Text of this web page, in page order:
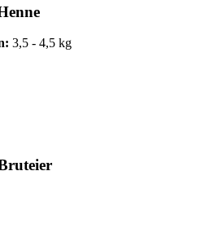
3,5 - 4,5 kg